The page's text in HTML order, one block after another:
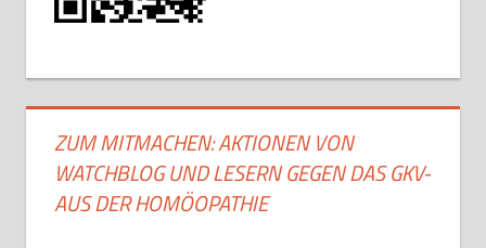
ZUM MITMACHEN: AKTIONEN VON
WATCHBLOG UND LESERN GEGEN DAS GKV-
AUS DER HOMÖOPATHIE